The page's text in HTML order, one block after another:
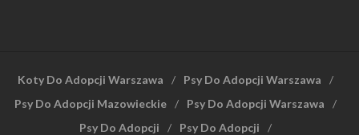
Koty Do Adopcji Warszawa
Psy Do Adopcji Warszawa
Psy Do Adopcji Mazowieckie
Psy Do Adopcji Warszawa
Psy Do Adopcji
Psy Do Adopcji